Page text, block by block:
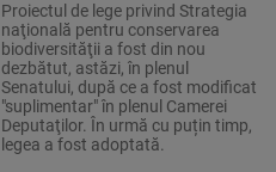
Proiectul de lege privind Strategia
naţională pentru conservarea
biodiversităţii a fost din nou
dezbătut, astăzi, în plenul
Senatului, după ce a fost modificat
"suplimentar" în plenul Camerei
Deputaţilor. În urmă cu puțin timp,
legea a fost adoptată.